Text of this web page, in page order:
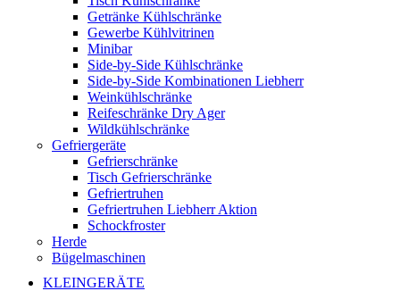
Getränke Kühlschränke
Gewerbe Kühlvitrinen
Minibar
Side-by-Side Kühlschränke
Side-by-Side Kombinationen Liebherr
Weinkühlschränke
Reifeschränke Dry Ager
Wildkühlschränke
Gefriergeräte
Gefrierschränke
Tisch Gefrierschränke
Gefriertruhen
Gefriertruhen Liebherr Aktion
Schockfroster
Herde
Bügelmaschinen
KLEINGERÄTE